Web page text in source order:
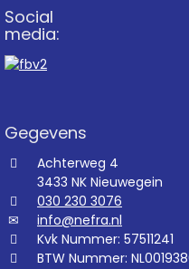
Social
media:
Gegevens
Achterweg 4
3433 NK Nieuwegein
030 230 3076
info@nefra.nl
Kvk Nummer: 57511241
BTW Nummer: